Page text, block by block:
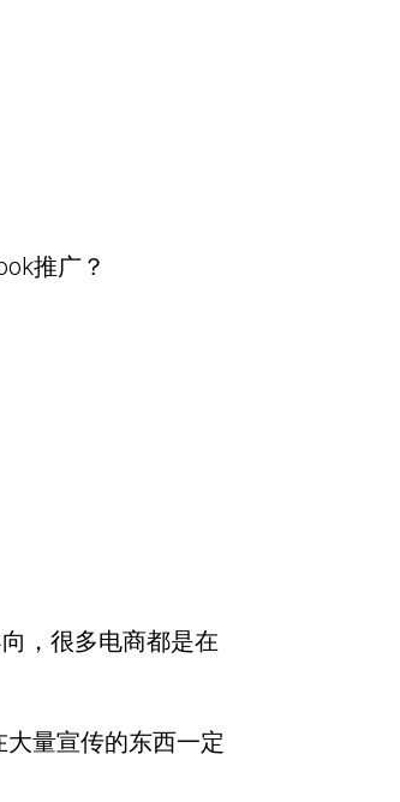
推广？
，很多电商都是在
量宣传的东西一定